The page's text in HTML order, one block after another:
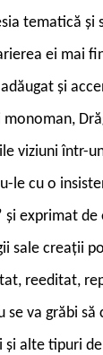
tematică și
ei mai
și
viziuni într-
le cu o
și exprimat de
sale creații
reeditat,
se va grăbi să
alte tipuri